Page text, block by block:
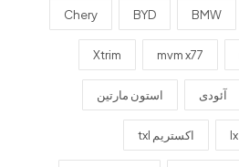
BMW
BYD
Chery
mvm x77
Xtrim
آئودی استون مارتین
اکستریم txl